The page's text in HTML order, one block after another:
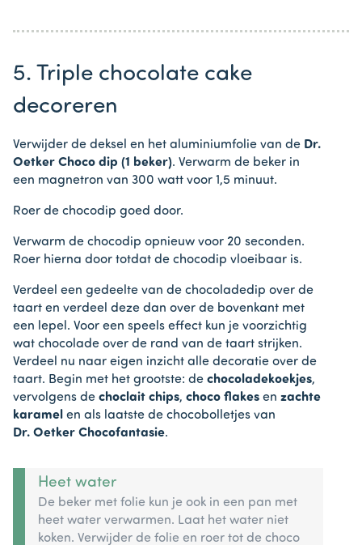
5. Triple chocolate cake
decoreren
Verwijder de deksel en het aluminiumfolie van de Dr.
Oetker Choco dip (1 beker). Verwarm de beker in
een magnetron van 300 watt voor 1,5 minuut.
Roer de chocodip goed door.
Verwarm de chocodip opnieuw voor 20 seconden.
Roer hierna door totdat de chocodip vloeibaar is.
Verdeel een gedeelte van de chocoladedip over de
taart en verdeel deze dan over de bovenkant met
een lepel. Voor een speels effect kun je voorzichtig
wat chocolade over de rand van de taart strijken.
Verdeel nu naar eigen inzicht alle decoratie over de
taart. Begin met het grootste: de chocoladekoekjes,
vervolgens de choclait chips, choco flakes en zachte
karamel en als laatste de chocobolletjes van
Dr. Oetker Chocofantasie.
Heet water
De beker met folie kun je ook in een pan met
heet water verwarmen. Laat het water niet
koken. Verwijder de folie en roer tot de choco